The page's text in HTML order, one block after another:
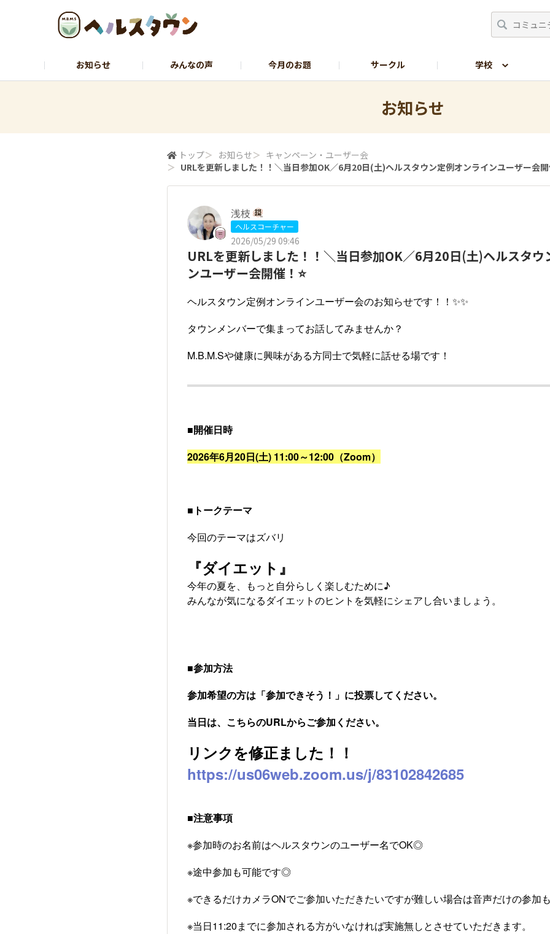
お知らせ みんなの声 今月のお題 サークル 学校
お知らせ
トップ＞ お知らせ＞ キャンペーン・ユーザー会
＞ URLを更新しました！！＼当日参加OK／6月20日(土)ヘルスタウン定例オンラインユーザー会開
浅枝
ヘルスコーチャー
2026/05/29 09:46
URLを更新しました！！＼当日参加OK／6月20日(土)ヘルスタウ
ンユーザー会開催！⭐
ヘルスタウン定例オンラインユーザー会のお知らせです！！✨✨
タウンメンバーで集まってお話してみませんか？
M.B.M.Sや健康に興味がある方同士で気軽に話せる場です！
■開催日時
2026年6月20日(土) 11:00～12:00（Zoom）
■トークテーマ
今回のテーマはズバリ
『ダイエット』
今年の夏を、もっと自分らしく楽しむために♪
みんなが気になるダイエットのヒントを気軽にシェアし合いましょう。
■参加方法
参加希望の方は「参加できそう！」に投票してください。
当日は、こちらのURLからご参加ください。
リンクを修正ました！！
https://us06web.zoom.us/j/83102842685
■注意事項
※参加時のお名前はヘルスタウンのユーザー名でOK◎
※途中参加も可能です◎
※できるだけカメラONでご参加いただきたいですが難しい場合は音声だけの参加
※当日11:20までに参加される方がいなければ実施無しとさせていただきます。